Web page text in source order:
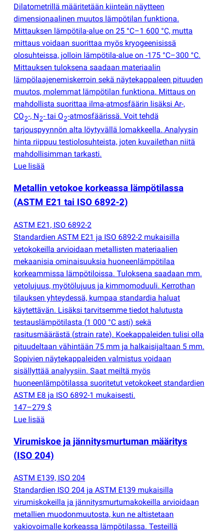
Dilatometrillä määritetään kiinteän näytteen
dimensionaalinen muutos lämpötilan funktiona.
Mittauksen lämpötila-alue on 25 °C–1 600 °C, mutta
mittaus voidaan suorittaa myös kryogeenisissä
olosuhteissa, jolloin lämpötila-alue on -175 °C–300 °C.
Mittauksen tuloksena saadaan materiaalin
lämpölaajenemiskerroin sekä näytekappaleen pituuden
muutos, molemmat lämpötilan funktiona. Mittaus on
mahdollista suorittaa ilma-atmosfäärin lisäksi Ar-,
CO2-, N2- tai O2-atmosfäärissä. Voit tehdä
tarjouspyynnön alta löytyvällä lomakkeella. Analyysin
hinta riippuu testiolosuhteista, joten kuvailethan niitä
mahdollisimman tarkasti.
Lue lisää
Metallin vetokoe korkeassa lämpötilassa
(ASTM E21 tai ISO 6892-2)
ASTM E21, ISO 6892-2
Standardien ASTM E21 ja ISO 6892-2 mukaisilla
vetokokeilla arvioidaan metallisten materiaalien
mekaanisia ominaisuuksia huoneenlämpötilaa
korkeammissa lämpötiloissa. Tuloksena saadaan mm.
vetolujuus, myötölujuus ja kimmomoduuli. Kerrothan
tilauksen yhteydessä, kumpaa standardia haluat
käytettävän. Lisäksi tarvitsemme tiedot halutusta
testauslämpötilasta (1 000 °C asti) sekä
rasitusmäärästä (strain rate). Koekappaleiden tulisi olla
pituudeltaan vähintään 75 mm ja halkaisijaltaan 5 mm.
Sopivien näytekappaleiden valmistus voidaan
sisällyttää analyysiin. Saat meiltä myös
huoneenlämpötilassa suoritetut vetokokeet standardien
ASTM E8 ja ISO 6892-1 mukaisesti.
147–279 $
Lue lisää
Virumiskoe ja jännitysmurtuman määritys
(ISO 204)
ASTM E139, ISO 204
Standardien ISO 204 ja ASTM E139 mukaisilla
virumiskokeilla ja jännitysmurtumakokeilla arvioidaan
metallien muodonmuutosta, kun ne altistetaan
vakiovoimalle korkeassa lämpötilassa. Testeillä